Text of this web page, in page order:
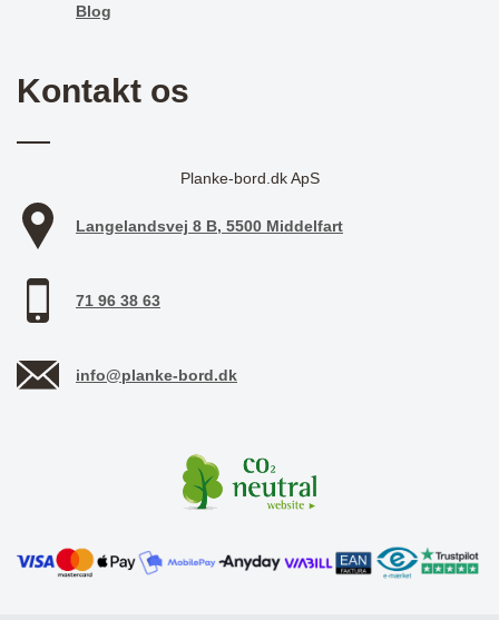
Blog
Kontakt os
Planke-bord.dk ApS
Langelandsvej 8 B, 5500 Middelfart
71 96 38 63
info@planke-bord.dk